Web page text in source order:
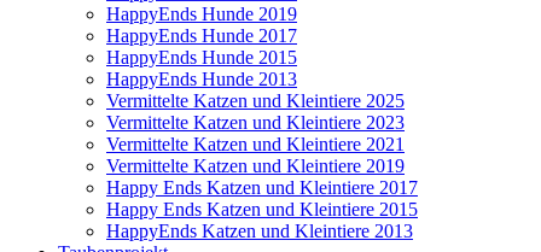
HappyEnds Hunde 2019
HappyEnds Hunde 2017
HappyEnds Hunde 2015
HappyEnds Hunde 2013
Vermittelte Katzen und Kleintiere 2025
Vermittelte Katzen und Kleintiere 2023
Vermittelte Katzen und Kleintiere 2021
Vermittelte Katzen und Kleintiere 2019
Happy Ends Katzen und Kleintiere 2017
Happy Ends Katzen und Kleintiere 2015
HappyEnds Katzen und Kleintiere 2013